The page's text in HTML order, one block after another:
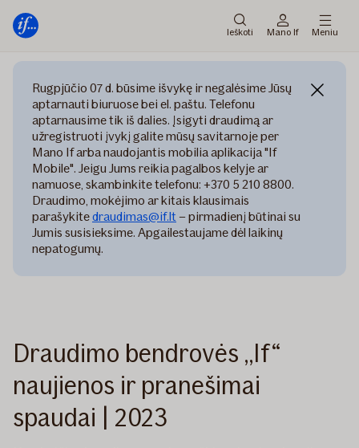
meniu
prie
Ieškoti Mano If Meniu
Rugpjūčio 07 d. būsime išvykę ir negalėsime Jūsų
aptarnauti biuruose bei el. paštu. Telefonu
aptarnausime tik iš dalies. Įsigyti draudimą ar
užregistruoti įvykį galite mūsų savitarnoje per
Mano If arba naudojantis mobilia aplikacija "If
Mobile". Jeigu Jums reikia pagalbos kelyje ar
namuose, skambinkite telefonu: +370 5 210 8800.
Draudimo, mokėjimo ar kitais klausimais
parašykitedraudimas@if.lt – pirmadienį būtinai su
Jumis susisieksime. Apgailestaujame dėl laikinų
nepatogumų.
Draudimo bendrovės „If“
naujienos ir pranešimai
spaudai | 2023